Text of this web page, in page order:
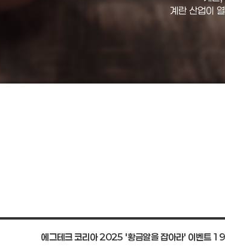
계란 산업이
에그테크 코리아 2025 '황금알을 잡아라' 이벤트